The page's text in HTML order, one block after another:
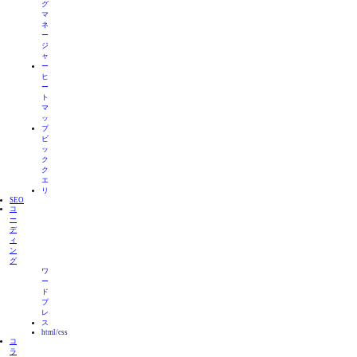
グ
マ
ネ
ー
ジ
ャ
ー
ヒ
ー
ト
マ
ッ
プ
ビ
ッ
ク
ク
エ
リ
SEO
コ
ー
デ
ィ
ン
グ
ワ
ー
ド
プ
レ
ス
html/css
コ
ラ